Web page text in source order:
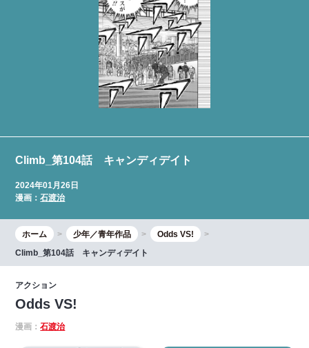
Climb_第104話 キャンディデイト
2024年01月26日
漫画：石渡治
ホーム 少年／青年作品
Odds VS!
Climb_第104話 キャンディデイト
アクション
Odds VS!
漫画：石渡治